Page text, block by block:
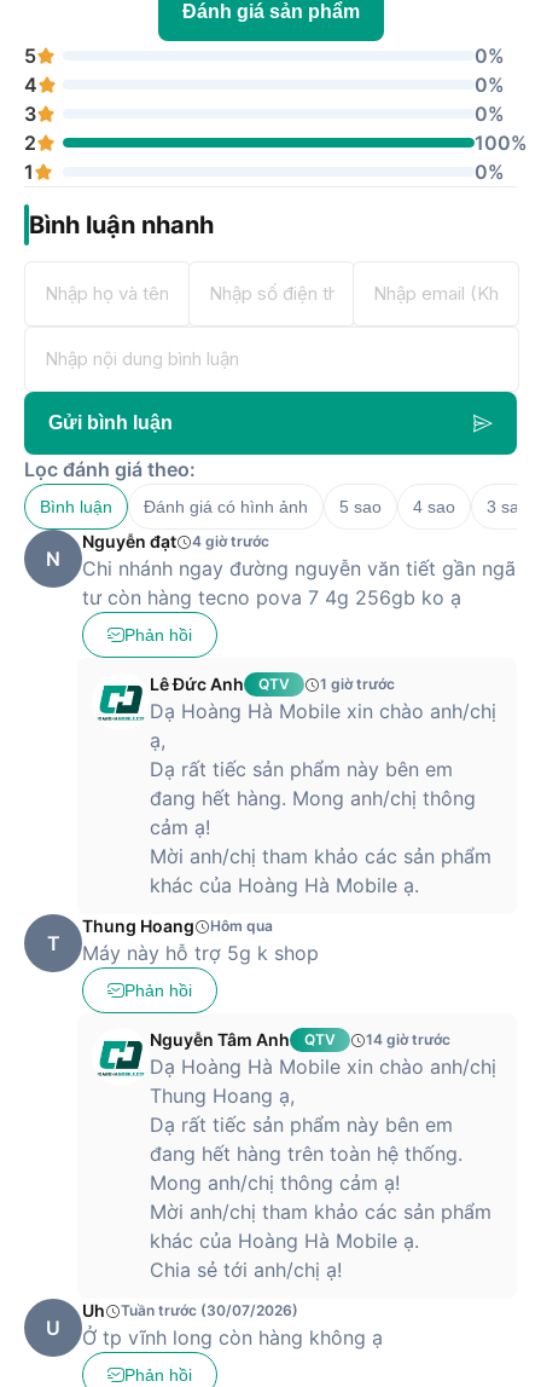
Đánh giá sản phẩm
5
0%
4
0%
3
0%
2
100%
1
0%
Bình luận nhanh
Gửi bình luận
Lọc đánh giá theo:
Bình luận Đánh giá có hình ảnh 5 sao 4 sao 3 sao
N
Nguyễn đạt 4 giờ trước
Chi nhánh ngay đường nguyễn văn tiết gần ngã
tư còn hàng tecno pova 7 4g 256gb ko ạ
Phản hồi
Lê Đức Anh QTV 1 giờ trước
Dạ Hoàng Hà Mobile xin chào anh/chị
ạ,
Dạ rất tiếc sản phẩm này bên em
đang hết hàng. Mong anh/chị thông
cảm ạ!
Mời anh/chị tham khảo các sản phẩm
khác của Hoàng Hà Mobile ạ.
T
Thung Hoang Hôm qua
Máy này hỗ trợ 5g k shop
Phản hồi
Nguyễn Tâm Anh QTV 14 giờ trước
Dạ Hoàng Hà Mobile xin chào anh/chị
Thung Hoang ạ,
Dạ rất tiếc sản phẩm này bên em
đang hết hàng trên toàn hệ thống.
Mong anh/chị thông cảm ạ!
Mời anh/chị tham khảo các sản phẩm
khác của Hoàng Hà Mobile ạ.
Chia sẻ tới anh/chị ạ!
U
Uh Tuần trước (30/07/2026)
Ở tp vĩnh long còn hàng không ạ
Phản hồi